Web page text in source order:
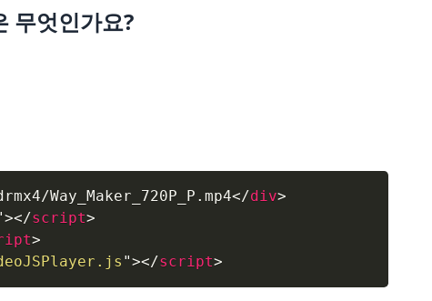
무엇인가요?
Way_Maker_720P_P.mp4</div>
></script>
>
"></script>